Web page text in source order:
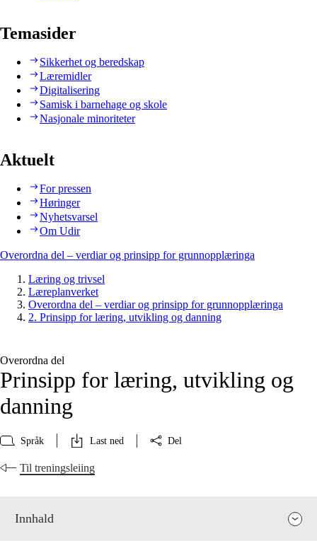
Temasider
Sikkerhet og beredskap
Læremidler
Digitalisering
Samisk i barnehage og skole
Nasjonale minoriteter
Aktuelt
For pressen
Høringer
Nyhetsvarsel
Om Udir
Overordna del – verdiar og prinsipp for grunnopplæringa
Læring og trivsel
Læreplanverket
Overordna del – verdiar og prinsipp for grunnopplæringa
2. Prinsipp for læring, utvikling og danning
Overordna del
Prinsipp for læring, utvikling og
danning
Språk Last ned Del
Til treningsleiing
Innhald